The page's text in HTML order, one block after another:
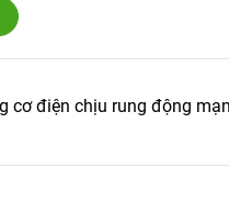
cơ điện chịu rung động